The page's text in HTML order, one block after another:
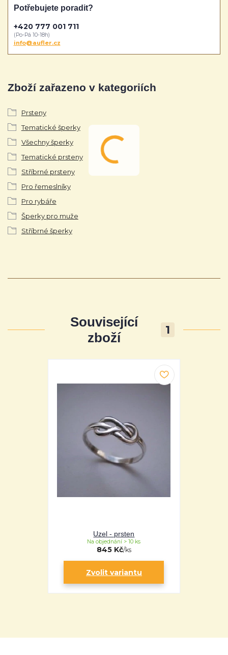
Zboží zařazeno v kategoriích
Prsteny
Tematické šperky
Všechny šperky
Tematické prsteny
Stříbrné prsteny
Pro řemeslníky
Pro rybáře
Šperky pro muže
Stříbrné šperky
Potřebujete poradit?
+420 777 001 711
(Po-Pá 10-18h)
info@aufler.cz
Související
zboží
1
Uzel - prsten
845 Kč/ks
Na objednání > 10 ks
Zvolit variantu